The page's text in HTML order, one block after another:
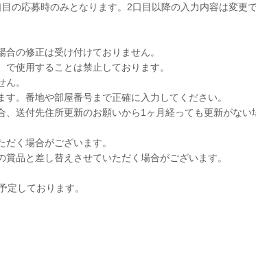
の応募時のみとなります。2口目以降の入力内容は変更
の修正は受け付けておりません。
使用することは禁止しております。
。
。番地や部屋番号まで正確に入力してください。
送付先住所更新のお願いから1ヶ月経っても更新がない
く場合がございます。
品と差し替えさせていただく場合がございます。
定しております。